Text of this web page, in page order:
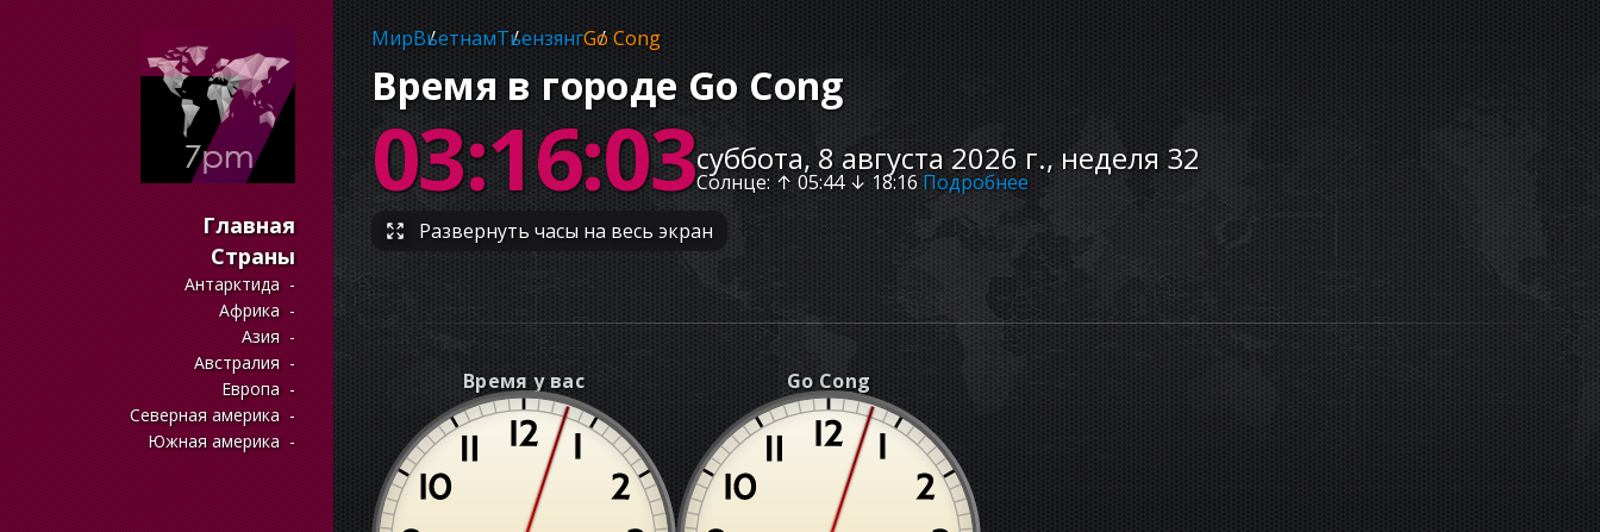
Главная
Страны
Антарктида
Африка
Азия
Австралия
Европа
Северная америка
Южная америка
МирВьетнамТьензянгGo Cong
Время в городе Go Cong
03:16:04суббота, 8 августа 2026 г., неделя 32
Солнце: ↑05:44↓ 18:16 Подробнее
Развернуть часы на весь экран
Время у вас Go Cong